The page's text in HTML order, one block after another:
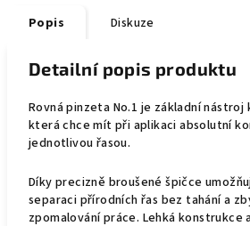
Popis Diskuze
Detailní popis produktu
Rovná pinzeta No.1 je základní nástroj
která chce mít při aplikaci absolutní
jednotlivou řasou.
Díky precizně broušené špičce
separaci přírodních řas bez tahání a
zpomalování práce. Lehká konstrukce